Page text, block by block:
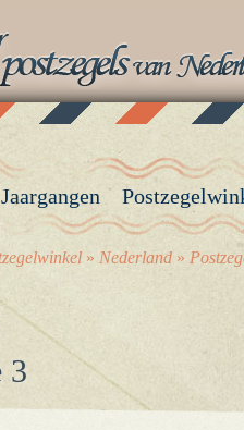
3
Jaargangen
» Nederland »